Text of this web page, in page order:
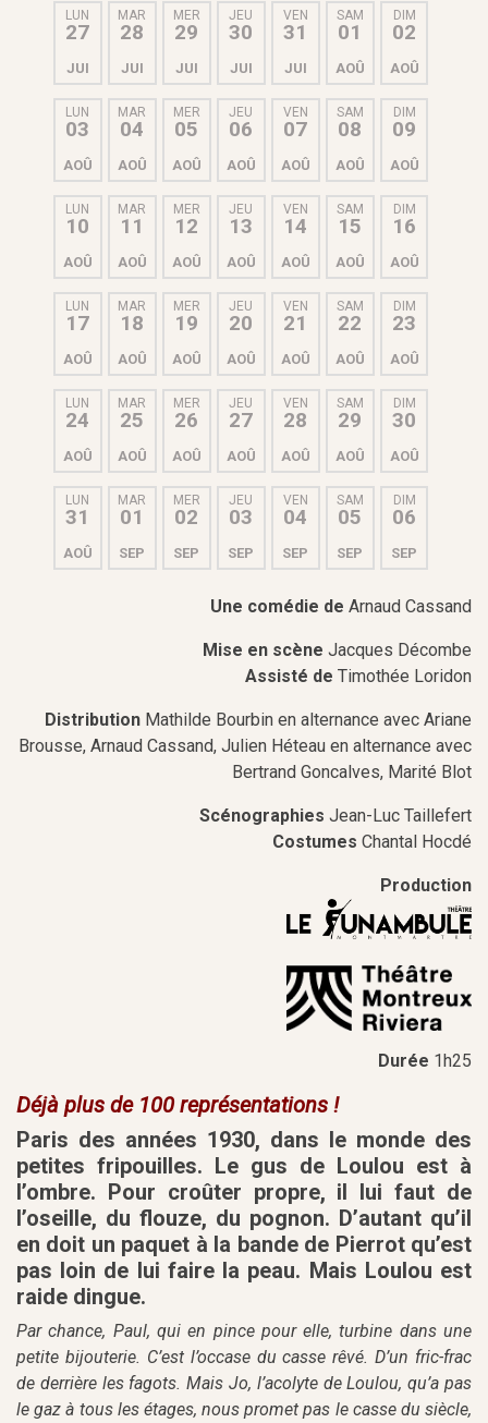
LUN
27
JUI
MAR
28
JUI
MER
29
JUI
JEU
30
JUI
VEN
31
JUI
SAM
01
AOÛ
DIM
02
AOÛ
LUN
03
AOÛ
MAR
04
AOÛ
MER
05
AOÛ
JEU
06
AOÛ
VEN
07
AOÛ
SAM
08
AOÛ
DIM
09
AOÛ
LUN
10
AOÛ
MAR
11
AOÛ
MER
12
AOÛ
JEU
13
AOÛ
VEN
14
AOÛ
SAM
15
AOÛ
DIM
16
AOÛ
LUN
17
AOÛ
MAR
18
AOÛ
MER
19
AOÛ
JEU
20
AOÛ
VEN
21
AOÛ
SAM
22
AOÛ
DIM
23
AOÛ
LUN
24
AOÛ
MAR
25
AOÛ
MER
26
AOÛ
JEU
27
AOÛ
VEN
28
AOÛ
SAM
29
AOÛ
DIM
30
AOÛ
LUN
31
AOÛ
MAR
01
SEP
MER
02
SEP
JEU
03
SEP
VEN
04
SEP
SAM
05
SEP
DIM
06
SEP
Une comédie de Arnaud Cassand
Mise en scène Jacques Décombe
Assisté de Timothée Loridon
Distribution Mathilde Bourbin en alternance avec Ariane
Brousse, Arnaud Cassand, Julien Héteau en alternance avec
Bertrand Goncalves, Marité Blot
Scénographies Jean-Luc Taillefert
Costumes Chantal Hocdé
Production
Durée 1h25
Déjà plus de 100 représentations !
Paris des années 1930, dans le monde des
petites fripouilles. Le gus de Loulou est à
l’ombre. Pour croûter propre, il lui faut de
l’oseille, du flouze, du pognon. D’autant qu’il
en doit un paquet à la bande de Pierrot qu’est
pas loin de lui faire la peau. Mais Loulou est
raide dingue.
Par chance, Paul, qui en pince pour elle, turbine dans une
petite bijouterie. C’est l’occase du casse rêvé. D’un fric-frac
de derrière les fagots. Mais Jo, l’acolyte de Loulou, qu’a pas
le gaz à tous les étages, nous promet pas le casse du siècle,